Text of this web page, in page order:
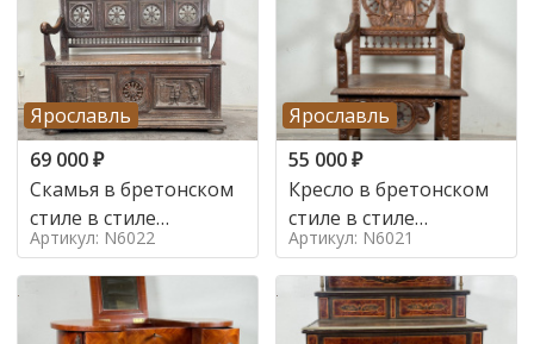
Ярославль
69 000₽
Скамья в бретонском
стиле в стиле
Артикул: N6022
Ярославль
55 000₽
Кресло в бретонском
стиле в стиле
Артикул: N6021